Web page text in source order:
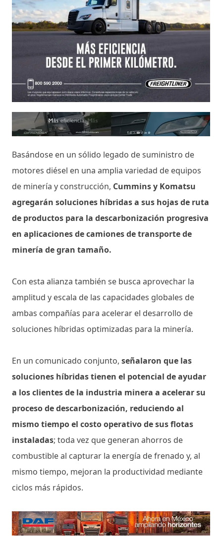
Basándose en un sólido legado de suministro de
motores diésel en una amplia variedad de equipos
de minería y construcción, Cummins y Komatsu
agregarán soluciones híbridas a sus hojas de ruta
de productos para la descarbonización progresiva
en aplicaciones de camiones de transporte de
minería de gran tamaño.
Con esta alianza también se busca aprovechar la
amplitud y escala de las capacidades globales de
ambas compañías para acelerar el desarrollo de
soluciones híbridas optimizadas para la minería.
En un comunicado conjunto, señalaron que las
soluciones híbridas tienen el potencial de ayudar
a los clientes de la industria minera a acelerar su
proceso de descarbonización, reduciendo al
mismo tiempo el costo operativo de sus flotas
instaladas; toda vez que generan ahorros de
combustible al capturar la energía de frenado y, al
mismo tiempo, mejoran la productividad mediante
ciclos más rápidos.